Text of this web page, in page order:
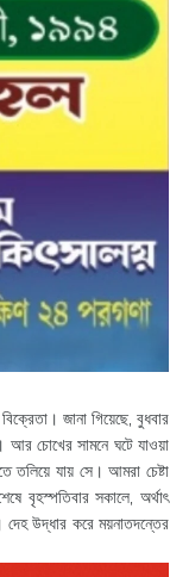
জানা গিয়েছে, বুধবার
আর চোখের সামনে ঘটে যাওয়া
তলিয়ে যায় সে। আমরা চেষ্টা
বৃহস্পতিবার সকালে, অর্থাৎ
দেহ উদ্ধার করে ময়নাতদন্তের